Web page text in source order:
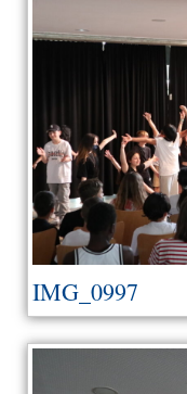
IMG_0997